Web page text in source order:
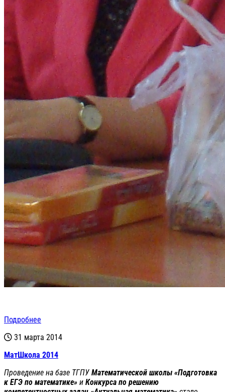
Подробнее
31 марта 2014
МатШкола 2014
Проведение на базе ТГПУ Математической школы «Подготовка
к ЕГЭ по математике» и Конкурса по решению